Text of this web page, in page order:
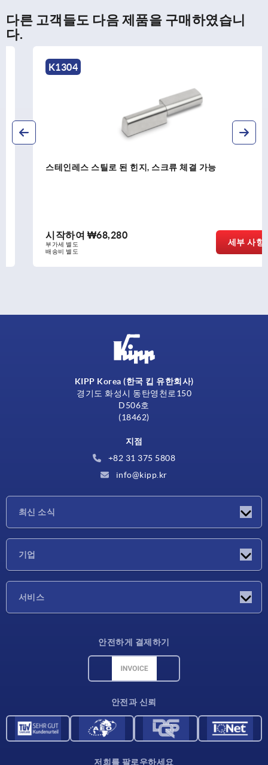
다른 고객들도 다음 제품을 구매하였습니
다.
K1304
스테인레스 스틸로 된 힌지, 스크류 체결 가능
시작하여₩68,280
부가세 별도
배송비 별도
세부 사항
KIPP Korea (한국 킵 유한회사)
경기도 화성시 동탄영천로150
D506호
(18462)
지점
+82 31 375 5808
info@kipp.kr
최신 소식
기업
서비스
안전하게 결제하기
안전과 신뢰
저희를 팔로우하세요